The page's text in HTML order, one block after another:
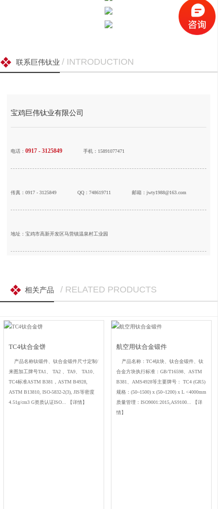
联系巨伟钛业 / INTRODUCTION
宝鸡巨伟钛业有限公司
电话： 0917 - 3125849 手机：15891077471
传真：0917 - 3125849 QQ：748619711 邮箱：jwty1988@163.com
地址：宝鸡市高新开发区马营镇温泉村工业园
相关产品 / RELATED PRODUCTS
TC4钛合金饼
产品名称钛锻件、钛合金锻件尺寸定制/
来图加工牌号TA1、 TA2 、TA9、 TA10、
TC4标准ASTM B381，ASTM B4928,
ASTM B13810, ISO-5832-2(3), JIS等密度
4.51g/cm3 G资质认证ISO...
【详情】
航空用钛合金锻件
产品名称：TC4钛块、钛合金锻件、钛
合金方块执行标准：GB/T16598、ASTM
B381、AMS4928等主要牌号： TC4 (GR5)
规格：(50~1500) x (50~1200) x L <4000mm
质量管理：ISO9001:2015,AS9100...
【详
情】